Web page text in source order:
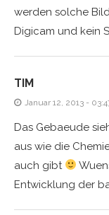
werden solche
Digicam und kein
TIM
Januar 12, 2013 -
Das Gebaeude
aus wie die
auch gibt
Entwicklung der